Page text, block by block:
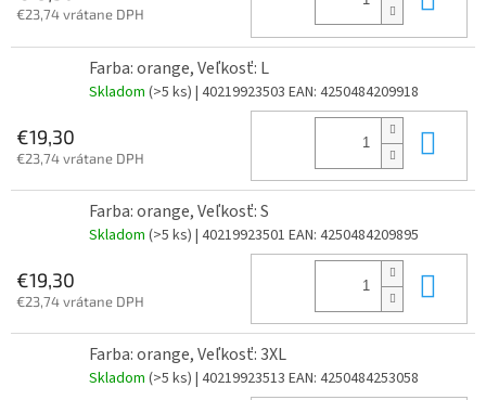
€23,74 vrátane DPH
Farba: orange, Veľkosť: L
Skladom (>5 ks) | 40219923503 EAN: 4250484209918
€19,30
€23,74 vrátane DPH
Farba: orange, Veľkosť: S
Skladom (>5 ks) | 40219923501 EAN: 4250484209895
€19,30
€23,74 vrátane DPH
Farba: orange, Veľkosť: 3XL
Skladom (>5 ks) | 40219923513 EAN: 4250484253058